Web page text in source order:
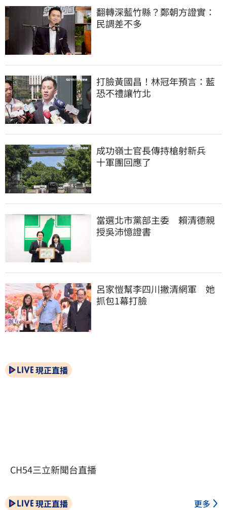
翻轉深藍竹縣？鄭朝方證實：
民調差不多
打臉黃國昌！林冠年預言：藍
恐不禮讓竹北
成功嶺士官長傳持槍射新兵
十軍團回應了
當選北市黨部主委　賴清德親
授吳沛憶證書
呂家愷幫李四川撇清網軍　她
抓包1幕打臉
現正直播
CH54三立新聞台直播
現正直播 更多